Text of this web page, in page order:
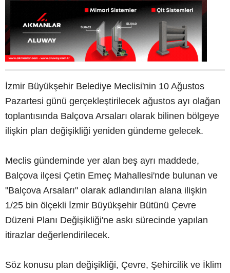
İzmir Büyükşehir Belediye Meclisi'nin 10 Ağustos
Pazartesi günü gerçekleştirilecek ağustos ayı olağan
toplantısında Balçova Arsaları olarak bilinen bölgeye
ilişkin plan değişikliği yeniden gündeme gelecek.
Meclis gündeminde yer alan beş ayrı maddede,
Balçova ilçesi Çetin Emeç Mahallesi'nde bulunan ve
"Balçova Arsaları" olarak adlandırılan alana ilişkin
1/25 bin ölçekli İzmir Büyükşehir Bütünü Çevre
Düzeni Planı Değişikliği'ne askı sürecinde yapılan
itirazlar değerlendirilecek.
Söz konusu plan değişikliği, Çevre, Şehircilik ve İklim